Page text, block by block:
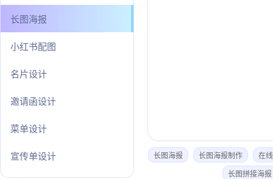
长图海报
小红书配图
名片设计
邀请函设计
菜单设计
宣传单设计 长图海报 长图海报制作
在
长图拼接海报